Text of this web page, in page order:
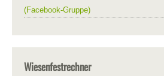
(Facebook-Gruppe)
Wiesenfestrechner